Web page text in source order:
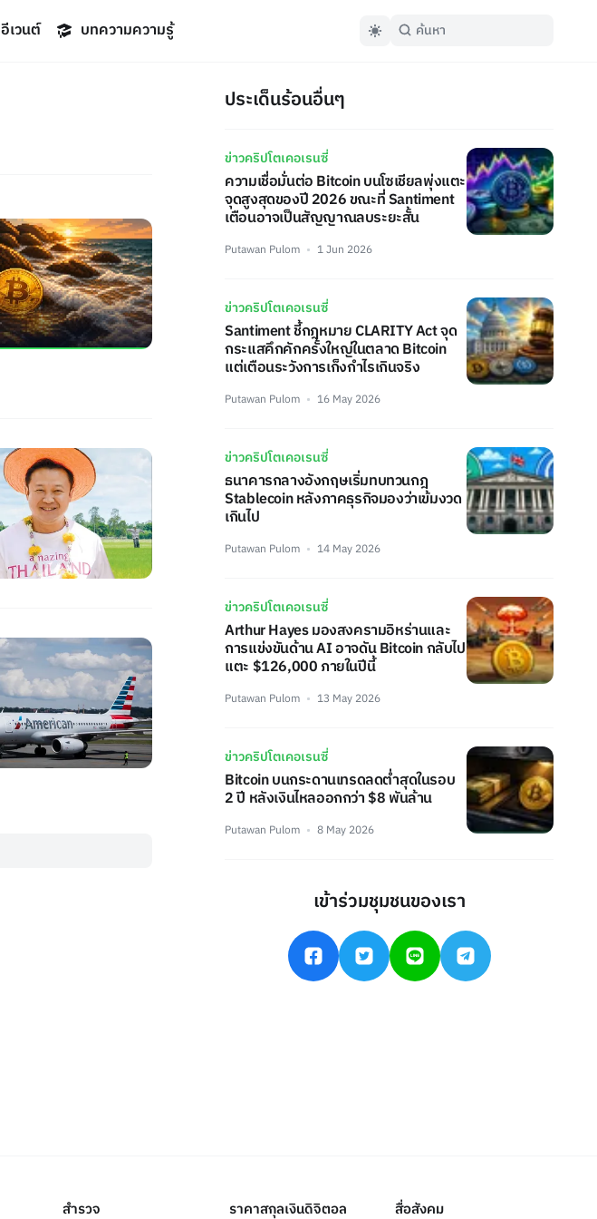
อีเวนต์ บทความความรู้
ประเด็นร้อนอื่นๆ
ข่าวคริปโตเคอเรนซี่
ความเชื่อมั่นต่อ Bitcoin บนโซเชียลพุ่งแตะ
จุดสูงสุดของปี 2026 ขณะที่ Santiment
เตือนอาจเป็นสัญญาณลบระยะสั้น
Putawan Pulom 1 Jun 2026
ข่าวคริปโตเคอเรนซี่
Santiment ชี้กฎหมาย CLARITY Act จุด
กระแสคึกคักครั้งใหญ่ในตลาด Bitcoin
แต่เตือนระวังการเก็งกำไรเกินจริง
Putawan Pulom 16 May 2026
ข่าวคริปโตเคอเรนซี่
ธนาคารกลางอังกฤษเริ่มทบทวนกฎ
Stablecoin หลังภาคธุรกิจมองว่าเข้มงวด
เกินไป
Putawan Pulom 14 May 2026
ข่าวคริปโตเคอเรนซี่
Arthur Hayes มองสงครามอิหร่านและ
การแข่งขันด้าน AI อาจดัน Bitcoin กลับไป
แตะ $126,000 ภายในปีนี้
Putawan Pulom 13 May 2026
ข่าวคริปโตเคอเรนซี่
Bitcoin บนกระดานเทรดลดต่ำสุดในรอบ
2 ปี หลังเงินไหลออกกว่า $8 พันล้าน
Putawan Pulom 8 May 2026
เข้าร่วมชุมชนของเรา
สำรวจ ราคาสกุลเงินดิจิตอล สื่อสังคม